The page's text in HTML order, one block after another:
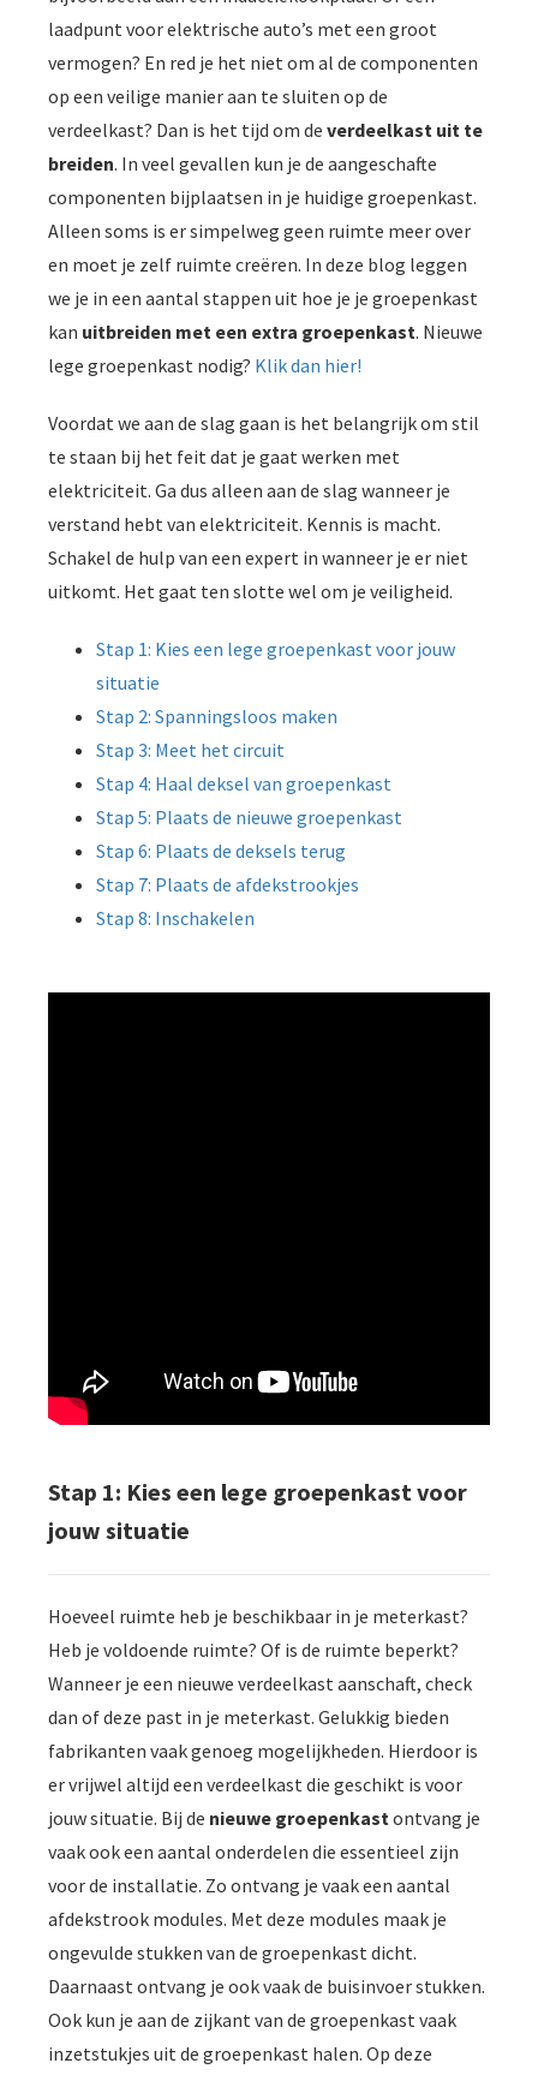
laadpunt voor elektrische auto’s met een groot
vermogen? En red je het niet om al de componenten
op een veilige manier aan te sluiten op de
verdeelkast? Dan is het tijd om de verdeelkast uit te
breiden. In veel gevallen kun je de aangeschafte
componenten bijplaatsen in je huidige groepenkast.
Alleen soms is er simpelweg geen ruimte meer over
en moet je zelf ruimte creëren. In deze blog leggen
we je in een aantal stappen uit hoe je je groepenkast
kan uitbreiden met een extra groepenkast. Nieuwe
lege groepenkast nodig? Klik dan hier!
Voordat we aan de slag gaan is het belangrijk om stil
te staan bij het feit dat je gaat werken met
elektriciteit. Ga dus alleen aan de slag wanneer je
verstand hebt van elektriciteit. Kennis is macht.
Schakel de hulp van een expert in wanneer je er niet
uitkomt. Het gaat ten slotte wel om je veiligheid.
Stap 1: Kies een lege groepenkast voor jouw
situatie
Stap 2: Spanningsloos maken
Stap 3: Meet het circuit
Stap 4: Haal deksel van groepenkast
Stap 5: Plaats de nieuwe groepenkast
Stap 6: Plaats de deksels terug
Stap 7: Plaats de afdekstrookjes
Stap 8: Inschakelen
Stap 1: Kies een lege groepenkast voor
jouw situatie
Hoeveel ruimte heb je beschikbaar in je meterkast?
Heb je voldoende ruimte? Of is de ruimte beperkt?
Wanneer je een nieuwe verdeelkast aanschaft, check
dan of deze past in je meterkast. Gelukkig bieden
fabrikanten vaak genoeg mogelijkheden. Hierdoor is
er vrijwel altijd een verdeelkast die geschikt is voor
jouw situatie. Bij de nieuwe groepenkast ontvang je
vaak ook een aantal onderdelen die essentieel zijn
voor de installatie. Zo ontvang je vaak een aantal
afdekstrook modules. Met deze modules maak je
ongevulde stukken van de groepenkast dicht.
Daarnaast ontvang je ook vaak de buisinvoer stukken.
Ook kun je aan de zijkant van de groepenkast vaak
inzetstukjes uit de groepenkast halen. Op deze